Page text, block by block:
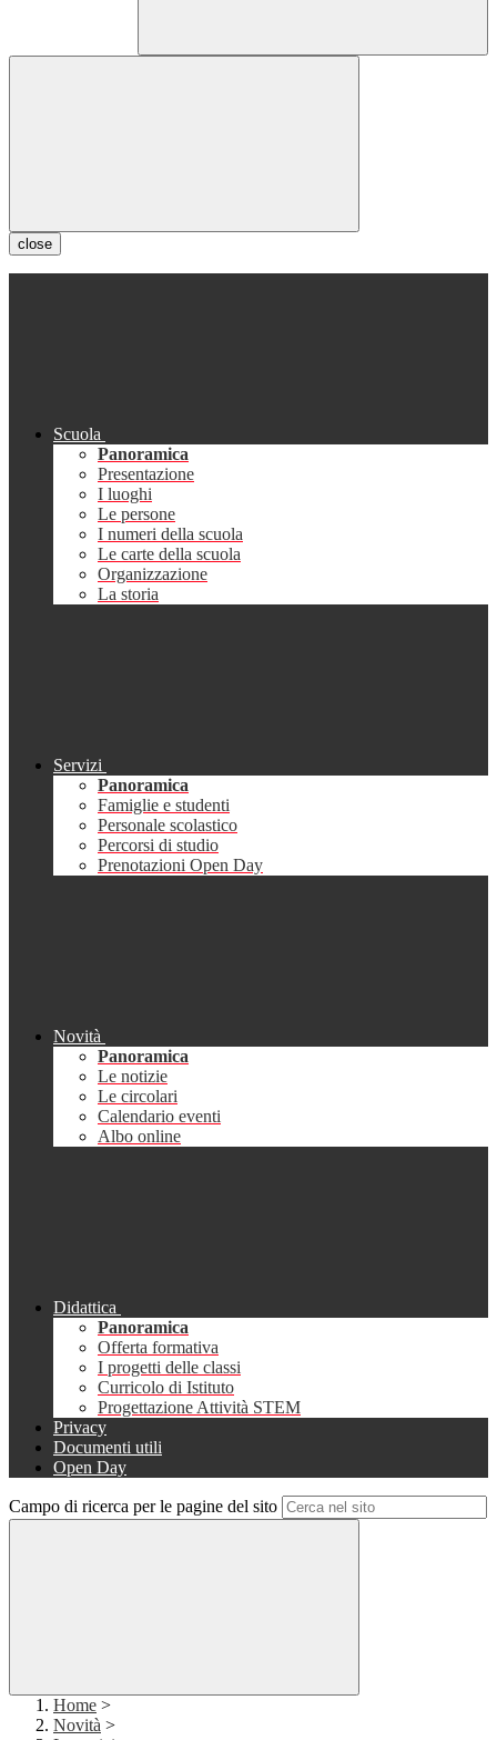
close
Scuola
Panoramica
Presentazione
I luoghi
Le persone
I numeri della scuola
Le carte della scuola
Organizzazione
La storia
Servizi
Panoramica
Famiglie e studenti
Personale scolastico
Percorsi di studio
Prenotazioni Open Day
Novità
Panoramica
Le notizie
Le circolari
Calendario eventi
Albo online
Didattica
Panoramica
Offerta formativa
I progetti delle classi
Curricolo di Istituto
Progettazione Attività STEM
Privacy
Documenti utili
Open Day
Campo di ricerca per le pagine del sito
Home >
Novità >